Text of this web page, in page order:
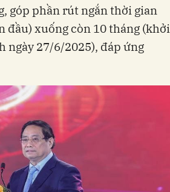
góp phần rút ngắn thời gian
đầu) xuống còn 10 tháng (khởi
ngày 27/6/2025), đáp ứng